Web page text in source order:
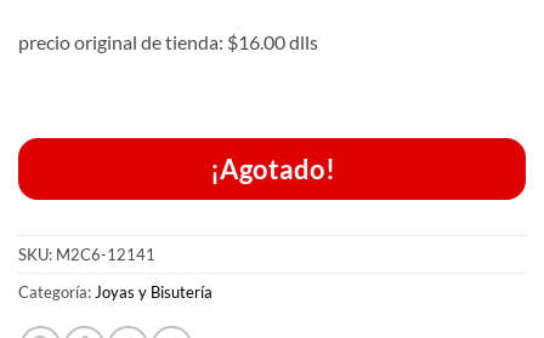
precio original de tienda: $16.00 dlls
¡Agotado!
SKU: M2C6-12141
Categoría: Joyas y Bisutería